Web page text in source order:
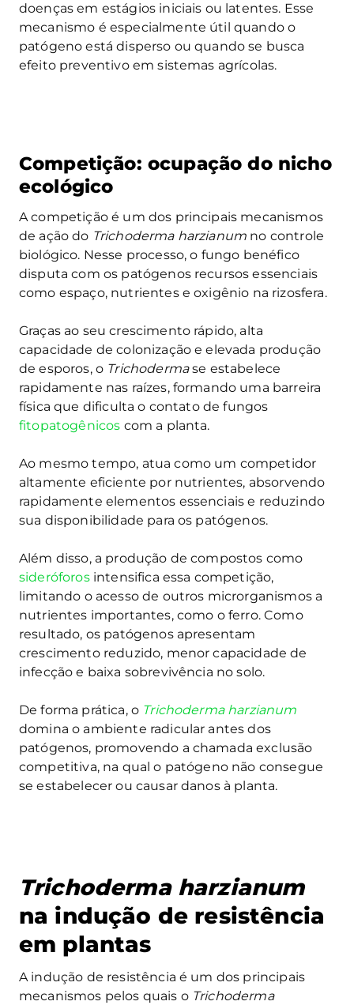
doenças em estágios iniciais ou latentes. Esse
mecanismo é especialmente útil quando o
patógeno está disperso ou quando se busca
efeito preventivo em sistemas agrícolas.
Competição: ocupação do nicho
ecológico
A competição é um dos principais mecanismos
de ação do Trichoderma harzianum no controle
biológico. Nesse processo, o fungo benéfico
disputa com os patógenos recursos essenciais
como espaço, nutrientes e oxigênio na rizosfera.
Graças ao seu crescimento rápido, alta
capacidade de colonização e elevada produção
de esporos, o Trichodermase estabelece
rapidamente nas raízes, formando uma barreira
física que dificulta o contato de fungos
fitopatogênicos com a planta.
Ao mesmo tempo, atua como um competidor
altamente eficiente por nutrientes, absorvendo
rapidamente elementos essenciais e reduzindo
sua disponibilidade para os patógenos.
Além disso, a produção de compostos como
sideróforosintensifica essa competição,
limitando o acesso de outros microrganismos a
nutrientes importantes, como o ferro. Como
resultado, os patógenos apresentam
crescimento reduzido, menor capacidade de
infecção e baixa sobrevivência no solo.
De forma prática, o Trichoderma harzianum
domina o ambiente radicular antes dos
patógenos, promovendo a chamada exclusão
competitiva, na qual o patógeno não consegue
se estabelecer ou causar danos à planta.
Trichoderma harzianum
na indução de resistência
em plantas
A indução de resistência é um dos principais
mecanismos pelos quais o Trichoderma